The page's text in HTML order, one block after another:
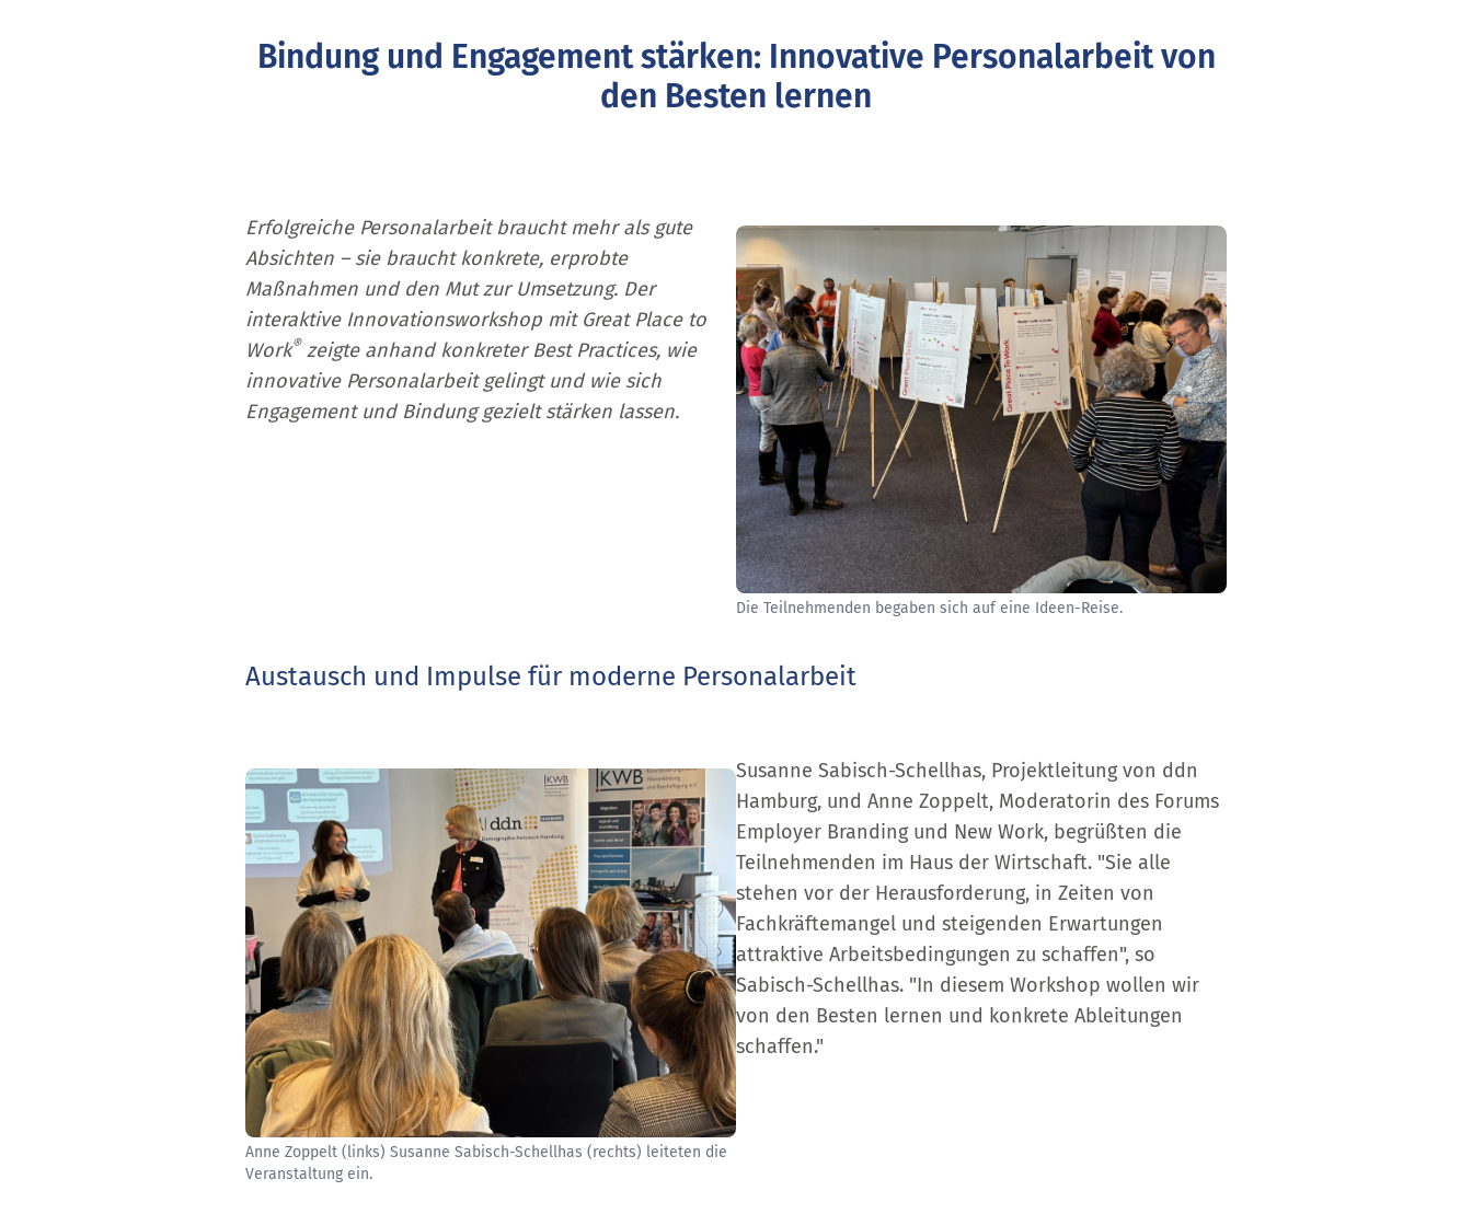
Bindung und Engagement stärken: Innovative Personalarbeit von
den Besten lernen
Erfolgreiche Personalarbeit braucht mehr als gute
Absichten – sie braucht konkrete, erprobte
Maßnahmen und den Mut zur Umsetzung. Der
interaktive Innovationsworkshop mit Great Place to
Work®zeigte anhand konkreter Best Practices, wie
innovative Personalarbeit gelingt und wie sich
Engagement und Bindung gezielt stärken lassen.
Die Teilnehmenden begaben sich auf eine Ideen-Reise.
Austausch und Impulse für moderne Personalarbeit
Anne Zoppelt (links) Susanne Sabisch-Schellhas (rechts) leiteten die
Veranstaltung ein.
Susanne Sabisch-Schellhas, Projektleitung von ddn
Hamburg, und Anne Zoppelt, Moderatorin des Forums
Employer Branding und New Work, begrüßten die
Teilnehmenden im Haus der Wirtschaft. "Sie alle
stehen vor der Herausforderung, in Zeiten von
Fachkräftemangel und steigenden Erwartungen
attraktive Arbeitsbedingungen zu schaffen", so
Sabisch-Schellhas. "In diesem Workshop wollen wir
von den Besten lernen und konkrete Ableitungen
schaffen."